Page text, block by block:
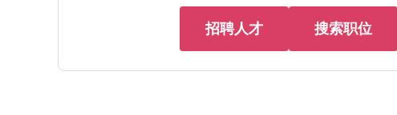
招聘人才 搜索职位